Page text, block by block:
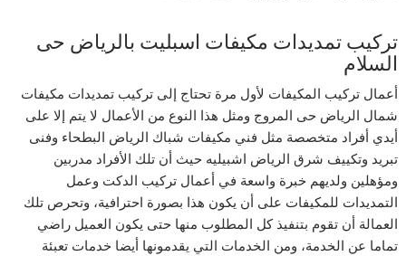
تركيب تمديدات مكيفات اسبليت بالرياض حى
السلام
أعمال تركيب المكيفات لأول مرة تحتاج إلى تركيب تمديدات مكيفات
شمال الرياض حى المروج ومثل هذا النوع من الأعمال لا يتم إلا على
أيدي أفراد متخصصة مثل فني مكيفات شباك الرياض البطحاء وفنى
تبريد وتكييف شرق الرياض اشبيليه حيث أن تلك الأفراد مدربين
ومؤهلين ولديهم خبرة واسعة في أعمال تركيب الدكت وعمل
التمديدات للمكيفات على أن يكون هذا بصورة احترافية، وتحرص تلك
العمالة أن تقوم بتنفيذ كل المطلوب منها حتى يكون العميل راضي
تماما عن الخدمة، ومن الخدمات التي يقدمونها أيضا خدمات تعبئة